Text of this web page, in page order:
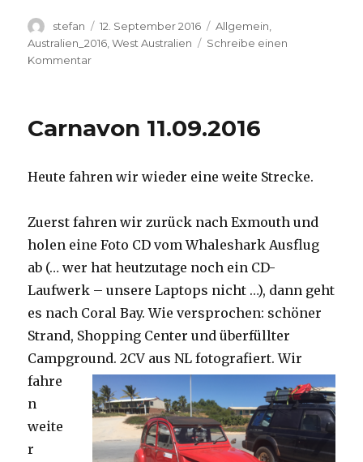
Autor
stefan
Veröffentlicht
am
12. September 2016 Kategorien
Allgemein
Australien_2016 ,West Australien
Schreibe einen
Kommentarzu
Carnavon 11.09.2016
Heute fahren wir wieder eine weite Strecke.
Zuerst fahren wir zurück nach Exmouth und
holen eine Foto CD vom Whaleshark Ausflug
ab (… wer hat heutzutage noch ein CD-
Laufwerk – unsere Laptops nicht …), dann geht
es nach Coral Bay. Wie versprochen: schöner
Strand, Shopping Center und überfüllter
Campground.2CV aus NL fotografiert. Wir
fahre
n
weite
r